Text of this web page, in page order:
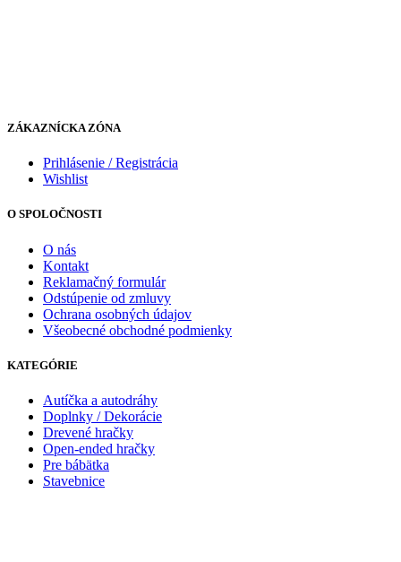
ZÁKAZNÍCKA ZÓNA
Prihlásenie / Registrácia
Wishlist
O SPOLOČNOSTI
O nás
Kontakt
Reklamačný formulár
Odstúpenie od zmluvy
Ochrana osobných údajov
Všeobecné obchodné podmienky
KATEGÓRIE
Autíčka a autodráhy
Doplnky / Dekorácie
Drevené hračky
Open-ended hračky
Pre bábätka
Stavebnice